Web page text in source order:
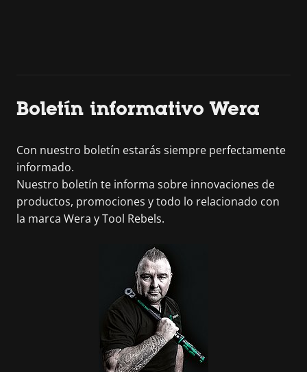
Boletín informativo Wera
Con nuestro boletín estarás siempre perfectamente
informado.
Nuestro boletín te informa sobre innovaciones de
productos, promociones y todo lo relacionado con
la marca Wera y Tool Rebels.